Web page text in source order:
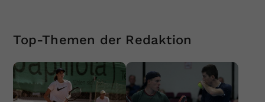
Top-Themen der Redaktion